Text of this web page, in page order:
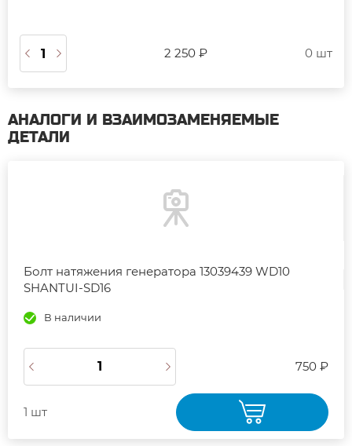
2 250 ₽ 0 шт
АНАЛОГИ И ВЗАИМОЗАМЕНЯЕМЫЕ
ДЕТАЛИ
Болт натяжения генератора 13039439 WD10
SHANTUI-SD16
В наличии
750 ₽
1 шт